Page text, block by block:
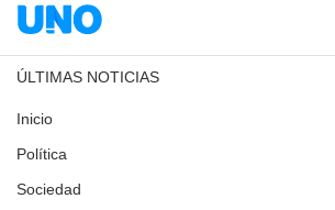
ÚLTIMAS NOTICIAS
Inicio
Política
Sociedad